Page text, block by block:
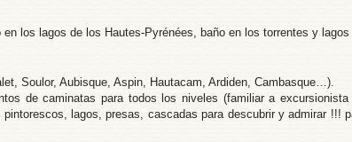
los lagos de los Hautes-Pyrénées, baño en los torrentes y lagos
Soulor, Aubisque, Aspin, Hautacam, Ardiden, Cambasque…).
de caminatas para todos los niveles (familiar a
lagos, presas, cascadas para descubrir y admirar !!!